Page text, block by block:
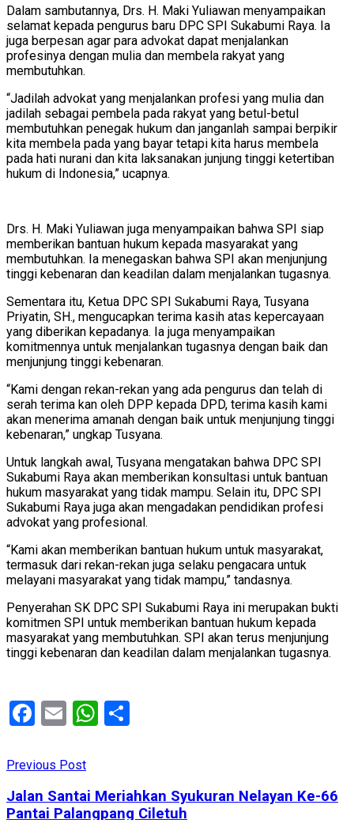
Dalam sambutannya, Drs. H. Maki Yuliawan menyampaikan
selamat kepada pengurus baru DPC SPI Sukabumi Raya. Ia
juga berpesan agar para advokat dapat menjalankan
profesinya dengan mulia dan membela rakyat yang
membutuhkan.
“Jadilah advokat yang menjalankan profesi yang mulia dan
jadilah sebagai pembela pada rakyat yang betul-betul
membutuhkan penegak hukum dan janganlah sampai berpikir
kita membela pada yang bayar tetapi kita harus membela
pada hati nurani dan kita laksanakan junjung tinggi ketertiban
hukum di Indonesia,” ucapnya.
Drs. H. Maki Yuliawan juga menyampaikan bahwa SPI siap
memberikan bantuan hukum kepada masyarakat yang
membutuhkan. Ia menegaskan bahwa SPI akan menjunjung
tinggi kebenaran dan keadilan dalam menjalankan tugasnya.
Sementara itu, Ketua DPC SPI Sukabumi Raya, Tusyana
Priyatin, SH., mengucapkan terima kasih atas kepercayaan
yang diberikan kepadanya. Ia juga menyampaikan
komitmennya untuk menjalankan tugasnya dengan baik dan
menjunjung tinggi kebenaran.
“Kami dengan rekan-rekan yang ada pengurus dan telah di
serah terima kan oleh DPP kepada DPD, terima kasih kami
akan menerima amanah dengan baik untuk menjunjung tinggi
kebenaran,” ungkap Tusyana.
Untuk langkah awal, Tusyana mengatakan bahwa DPC SPI
Sukabumi Raya akan memberikan konsultasi untuk bantuan
hukum masyarakat yang tidak mampu. Selain itu, DPC SPI
Sukabumi Raya juga akan mengadakan pendidikan profesi
advokat yang profesional.
“Kami akan memberikan bantuan hukum untuk masyarakat,
termasuk dari rekan-rekan juga selaku pengacara untuk
melayani masyarakat yang tidak mampu,” tandasnya.
Penyerahan SK DPC SPI Sukabumi Raya ini merupakan bukti
komitmen SPI untuk memberikan bantuan hukum kepada
masyarakat yang membutuhkan. SPI akan terus menjunjung
tinggi kebenaran dan keadilan dalam menjalankan tugasnya.
Facebook
EmailWhatsApp
Previous Post
Jalan Santai Meriahkan Syukuran Nelayan Ke-66
Pantai Palangpang Ciletuh